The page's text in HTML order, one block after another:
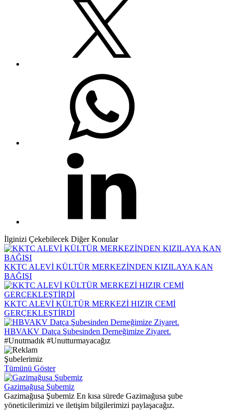
İlginizi Çekebilecek Diğer Konular
KKTC ALEVİ KÜLTÜR MERKEZİNDEN KIZILAYA KAN
BAĞIŞI
KKTC ALEVİ KÜLTÜR MERKEZİ HIZIR CEMİ
GERÇEKLEŞTİRDİ
HBVAKV Datça Şubesinden Derneğimize Ziyaret.
#Unutmadık #Unutturmayacağız
Şubelerimiz
Tümünü Göster
Gazimağusa Şubemiz
Gazimağusa Şubemiz En kısa sürede Gazimağusa şube
yöneticilerimizi ve iletişim bilgilerimizi paylaşacağız.